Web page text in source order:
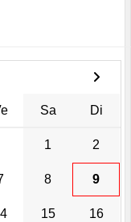
Sa Di
1 2
8 9
15 16